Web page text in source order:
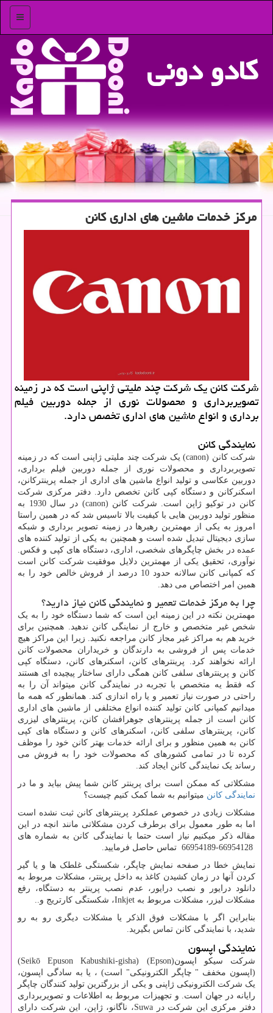
منو
كادو دونی
مركز خدمات ماشین های اداری كانن
شركت كانن یك شركت چند ملیتی ژاپنی است كه در زمینه
تصویربرداری و محصولات نوری از جمله دوربین فیلم
برداری و انواع ماشین های اداری تخصص دارد.
نمایندگی کانن
شرکت کانن (canon) یک شرکت چند ملیتی ژاپنی است که در زمینه
تصویربرداری و محصولات نوری از جمله دوربین فیلم برداری،
دوربین عکاسی و تولید انواع ماشین های اداری از جمله پرینترکانن،
اسکنرکانن و دستگاه کپی کانن تخصص دارد. دفتر مرکزی شرکت
کانن در توکیو ژاپن است. شرکت کانن (canon
) در سال 1930 به
منظور تولید دوربین هایی با کیفیت بالا تاسیس شد که در همین راستا
امروز به یکی از مهمترین رهبرها در زمینه تصویر برداری و شبکه
سازی دیجیتال تبدیل شده است و همچنین به یکی از تولید کننده های
عمده در بخش چاپگرهای شخصی، اداری، دستگاه های کپی و فکس.
نوآوری، تحقیق یکی از مهمترین دلایل موفقیت شرکت کانن است
که کمپانی کانن سالانه حدود 10 درصد از فروش خالص خود را به
همین امر اختصاص می دهد.
چرا به مرکز خدمات تعمیر و نمایندگی کانن نیاز دارید؟
مهمترین نکته در این زمینه این است که شما دستگاه خود را به یک
شخص غیر متخصص و خارج از نماینگی کانن ندهید. همچنین برای
خرید هم به مراکز غیر مجاز کانن مراجعه نکنید. زیرا این مراکز هیچ
خدمات پس از فروشی به دارندگان و خریداران محصولات کانن
ارائه نخواهند کرد. پرینترهای کانن، اسکنرهای کانن، دستگاه کپی
کانن و پرینترهای سلفی کانن همگی دارای ساختار پیچیده ای هستند
که فقط یه متخصص با تجربه در نمایندگی کانن میتواند آن را به
راحتی در صورت نیاز تعمیر و یا راه اندازی کند. همانطور که همه ما
میدانیم کمپانی کانن تولید کننده انواع مختلفی از ماشین های اداری
کانن است از جمله پرینترهای جوهرافشان کانن، پرینترهای لیزری
کانن، پرینترهای سلفی کانن، اسکنرهای کانن و دستگاه های کپی
کانن به همین منظور و برای ارائه خدمات بهتر کانن خود را موظف
کرده تا در تمامی کشورهای که محصولات خود را به فروش می
رساند یک نمایندگی کانن ایجاد کند.
مشکلاتی که ممکن است برای پرینتر کانن شما پیش بیاید و ما در
نمایندگی کانن میتوانیم به شما کمک کنیم چیست؟
مشکلات زیادی در خصوص عملکرد پرینترهای کانن ثبت نشده است
اما به طور معمول برای برطرف کردن مشکلاتی مانند انچه در این
مقاله ذکر میکنیم نیاز است حتما با نمایندگی کانن به شماره های
نمایش خطا در صفحه نمایش چاپگر، شکستگی غلطک ها و یا گیر
کردن آنها در زمان کشیدن کاغذ به داخل پرینتر، مشکلات مربوط به
دانلود درایور و نصب درایور، عدم نصب پرینتر به دستگاه، رفع
مشکلات لیزر، مشکلات مربوط به Inkjet، شکستگی کارتریج و..
بنابراین اگر با مشکلات فوق الذکر یا مشکلات دیگری رو به رو
شدید، با نمایندگی کانن تماس بگیرید.
نمایندگی اپسون
شرکت سیکو اپسون(Epson
) (Seikō Epuson Kabushiki-gisha)
(اپسون مخفف " چاپگر الکترونیکی" است) ، یا به سادگی اپسون،
یک شرکت الکترونیکی ژاپنی و یکی از بزرگترین تولید کنندگان چاپگر
رایانه در جهان است. و تجهیزات مربوط به اطلاعات و تصویربرداری
دفتر مرکزی این شرکت در Suwa، ناگانو، ژاپن، این شرکت دارای